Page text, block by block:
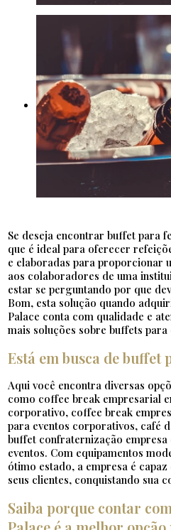
Se deseja encontrar buffet para
que é ideal para oferecer
e elaboradas para proporcionar
aos colaboradores de uma
estar se perguntando por que
Bom, esta solução quando
Palace conta com qualidade e
mais soluções sobre buffets para
Está em busca de
Aqui você encontra diversas
como coffee break empresarial
corporativo, coffee break
para eventos corporativos, café
buffet confraternização
eventos. Com equipamentos
ótimo estado, a empresa é
seus clientes, conquistando sua
Saiba porque contar